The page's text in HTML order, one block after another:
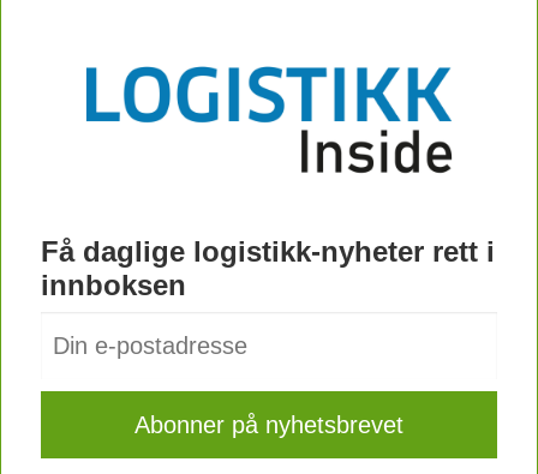
Få daglige logistikk-nyheter rett i
innboksen